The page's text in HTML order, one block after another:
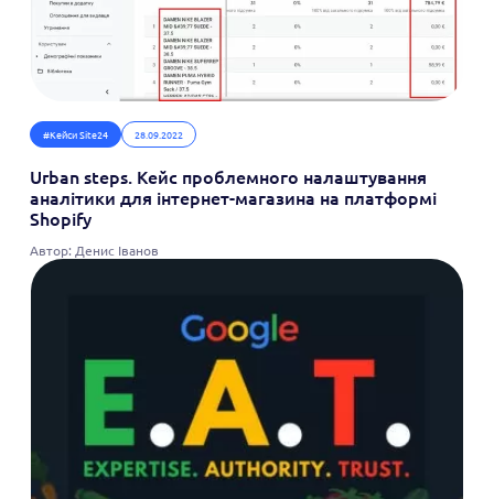
#Кейси Site24 28.09.2022
Urban steps. Кейс проблемного налаштування
аналітики для інтернет-магазина на платформі
Shopify
Автор: Денис Іванов